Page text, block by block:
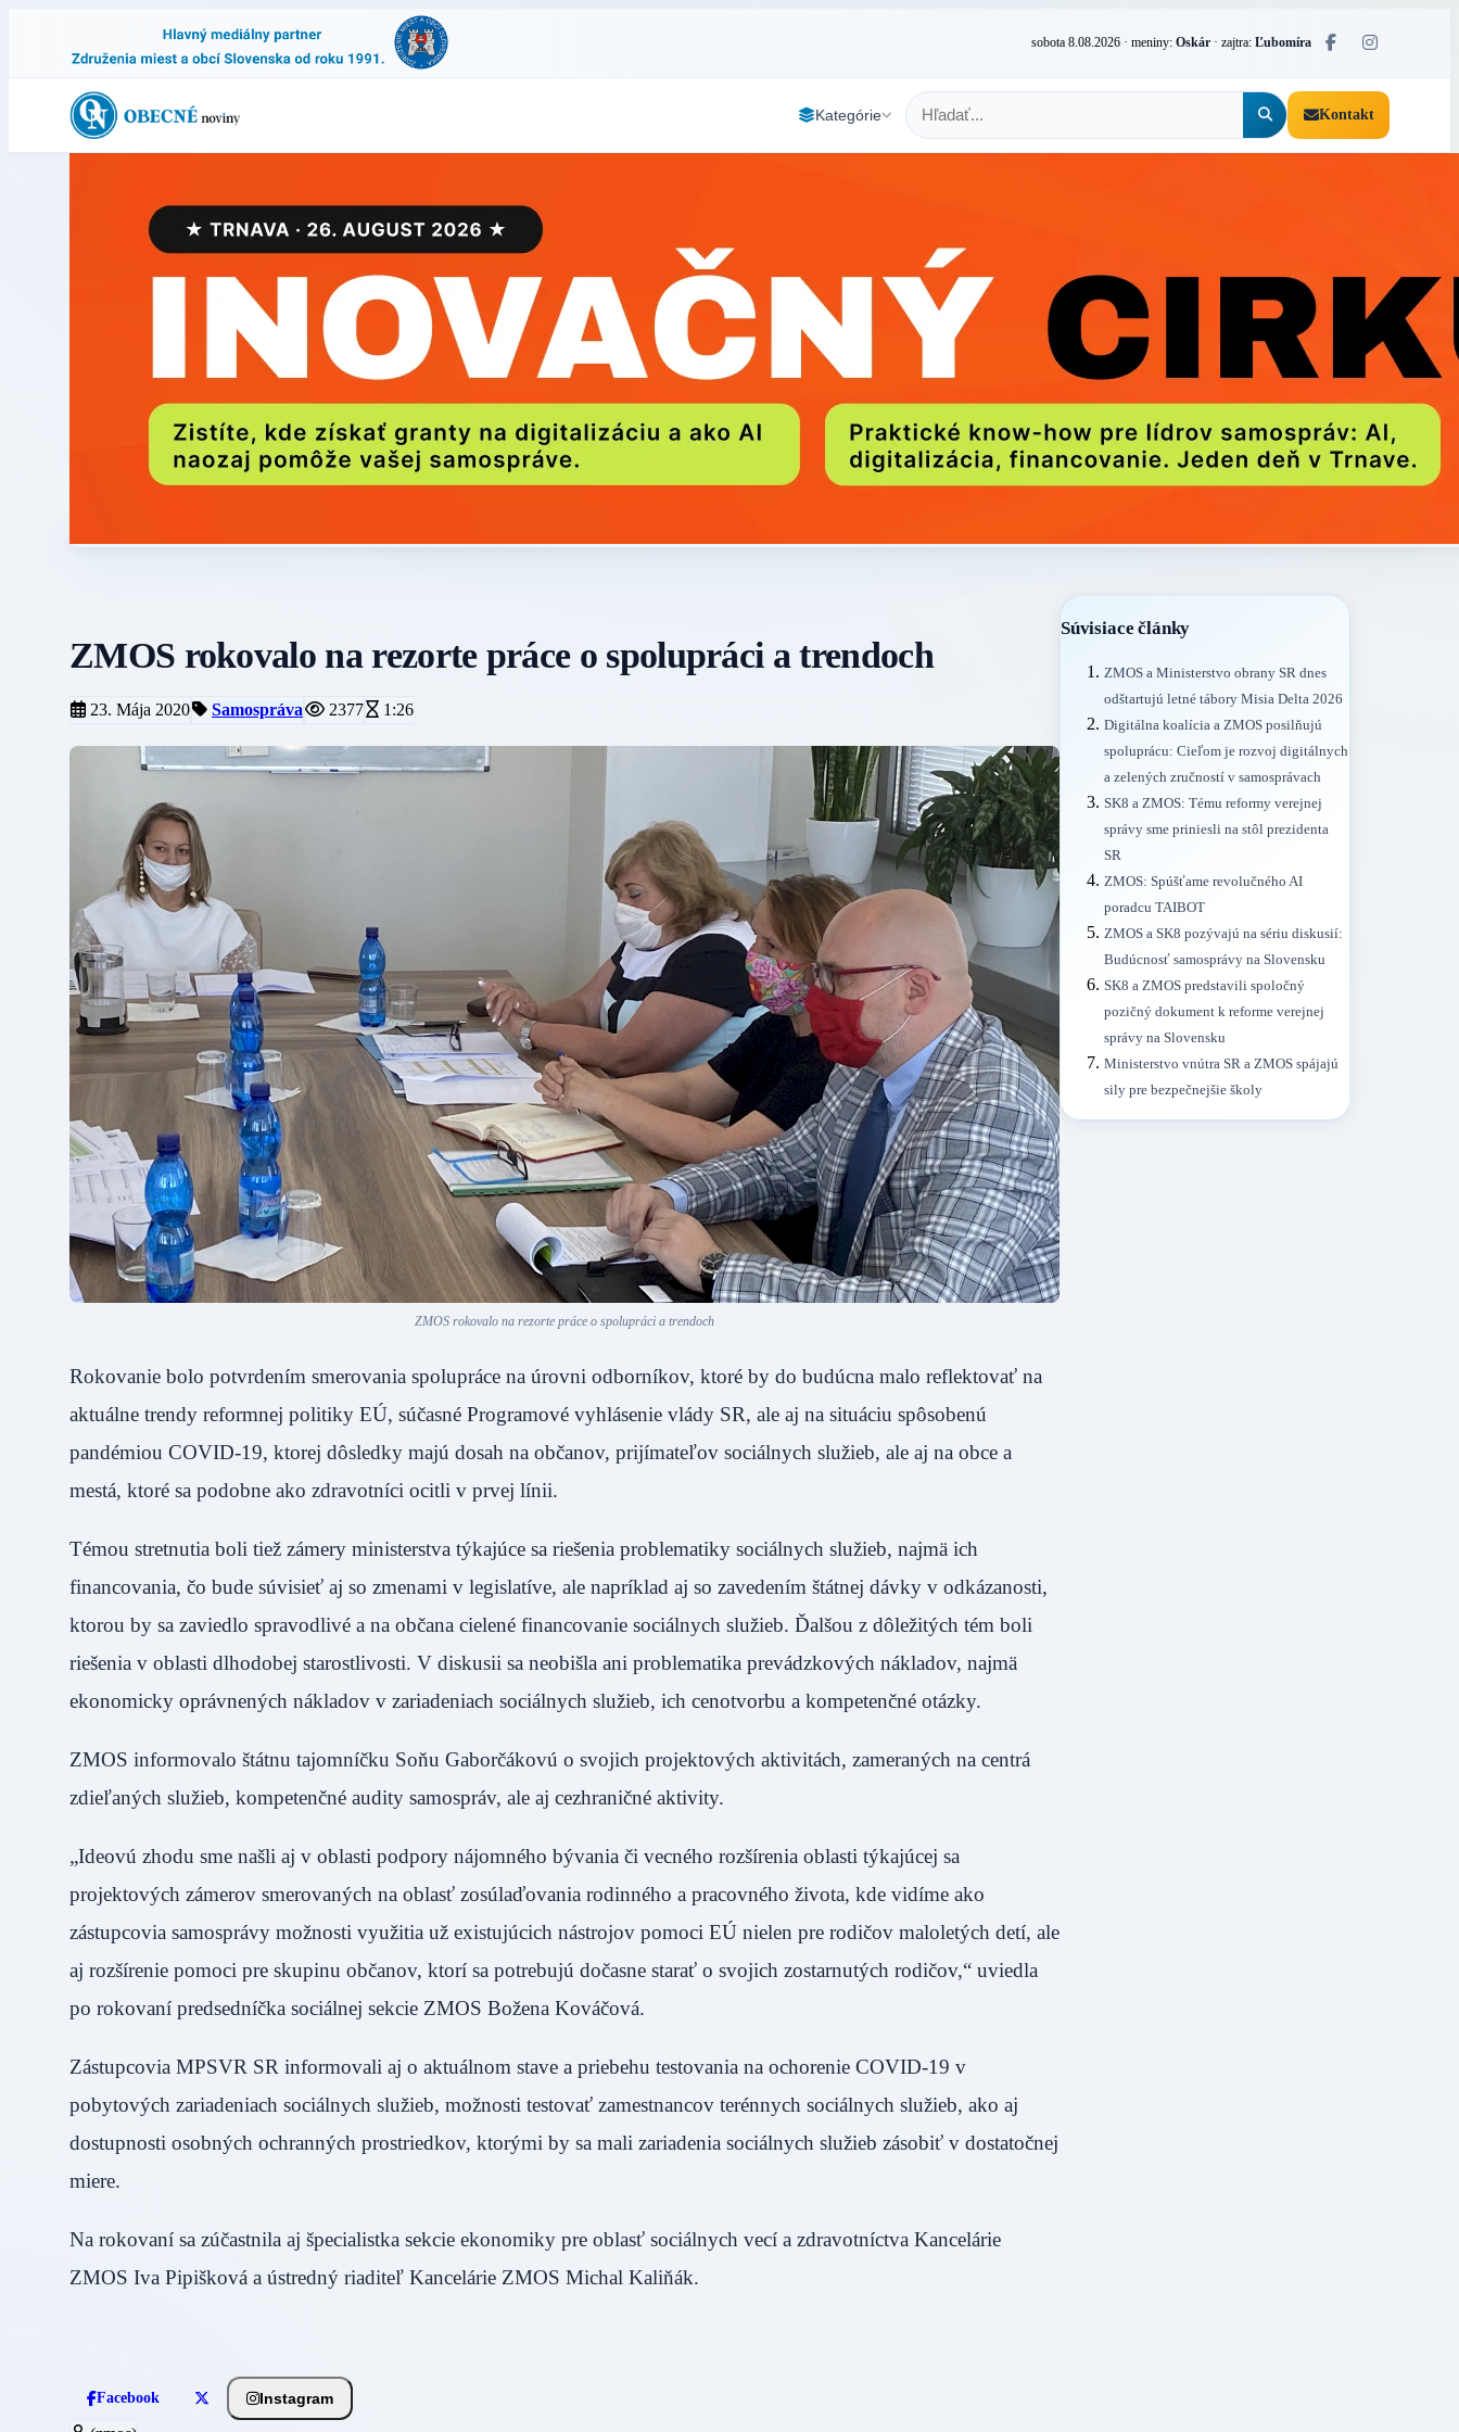
sobota 8.08.2026 · meniny: Oskár · zajtra: Ľubomíra
Kategórie Kontakt
ZMOS rokovalo na rezorte práce o spolupráci a trendoch
23. Mája 2020 Samospráva 2377 1:26
ZMOS rokovalo na rezorte práce o spolupráci a trendoch
Rokovanie bolo potvrdením smerovania spolupráce na úrovni odborníkov, ktoré by do budúcna malo reflektovať na
aktuálne trendy reformnej politiky EÚ, súčasné Programové vyhlásenie vlády SR, ale aj na situáciu spôsobenú
pandémiou COVID-19, ktorej dôsledky majú dosah na občanov, prijímateľov sociálnych služieb, ale aj na obce a
mestá, ktoré sa podobne ako zdravotníci ocitli v prvej línii.
Témou stretnutia boli tiež zámery ministerstva týkajúce sa riešenia problematiky sociálnych služieb, najmä ich
financovania, čo bude súvisieť aj so zmenami v legislatíve, ale napríklad aj so zavedením štátnej dávky v odkázanosti,
ktorou by sa zaviedlo spravodlivé a na občana cielené financovanie sociálnych služieb. Ďalšou z dôležitých tém boli
riešenia v oblasti dlhodobej starostlivosti. V diskusii sa neobišla ani problematika prevádzkových nákladov, najmä
ekonomicky oprávnených nákladov v zariadeniach sociálnych služieb, ich cenotvorbu a kompetenčné otázky.
ZMOS informovalo štátnu tajomníčku Soňu Gaborčákovú o svojich projektových aktivitách, zameraných na centrá
zdieľaných služieb, kompetenčné audity samospráv, ale aj cezhraničné aktivity.
„Ideovú zhodu sme našli aj v oblasti podpory nájomného bývania či vecného rozšírenia oblasti týkajúcej sa
projektových zámerov smerovaných na oblasť zosúlaďovania rodinného a pracovného života, kde vidíme ako
zástupcovia samosprávy možnosti využitia už existujúcich nástrojov pomoci EÚ nielen pre rodičov maloletých detí, ale
aj rozšírenie pomoci pre skupinu občanov, ktorí sa potrebujú dočasne starať o svojich zostarnutých rodičov,“ uviedla
po rokovaní predsedníčka sociálnej sekcie ZMOS Božena Kováčová.
Zástupcovia MPSVR SR informovali aj o aktuálnom stave a priebehu testovania na ochorenie COVID-19 v
pobytových zariadeniach sociálnych služieb, možnosti testovať zamestnancov terénnych sociálnych služieb, ako aj
dostupnosti osobných ochranných prostriedkov, ktorými by sa mali zariadenia sociálnych služieb zásobiť v dostatočnej
miere.
Na rokovaní sa zúčastnila aj špecialistka sekcie ekonomiky pre oblasť sociálnych vecí a zdravotníctva Kancelárie
ZMOS Iva Pipišková a ústredný riaditeľ Kancelárie ZMOS Michal Kaliňák.
Facebook Instagram
Súvisiace články
ZMOS a Ministerstvo obrany SR dnes
odštartujú letné tábory Misia Delta 2026
Digitálna koalícia a ZMOS posilňujú
spoluprácu: Cieľom je rozvoj digitálnych
a zelených zručností v samosprávach
SK8 a ZMOS: Tému reformy verejnej
správy sme priniesli na stôl prezidenta
SR
ZMOS: Spúšťame revolučného AI
poradcu TAIBOT
ZMOS a SK8 pozývajú na sériu diskusií:
Budúcnosť samosprávy na Slovensku
SK8 a ZMOS predstavili spoločný
pozičný dokument k reforme verejnej
správy na Slovensku
Ministerstvo vnútra SR a ZMOS spájajú
sily pre bezpečnejšie školy